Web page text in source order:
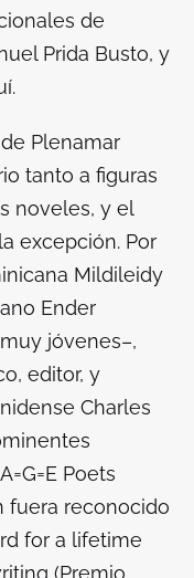
de
Prida Busto, y
Plenamar
tanto a figuras
noveles, y el
excepción. Por
Mildileidy
Ender
jóvenes–,
editor, y
Charles
Poets
fuera reconocido
for a lifetime
(Premio